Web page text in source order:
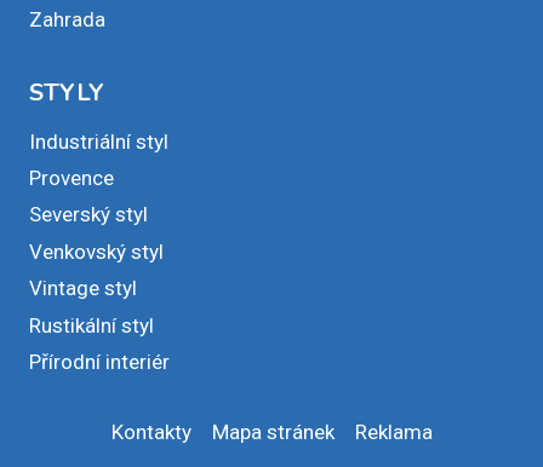
Zahrada
STYLY
Industriální styl
Provence
Severský styl
Venkovský styl
Vintage styl
Rustikální styl
Přírodní interiér
Kontakty Mapa stránek Reklama